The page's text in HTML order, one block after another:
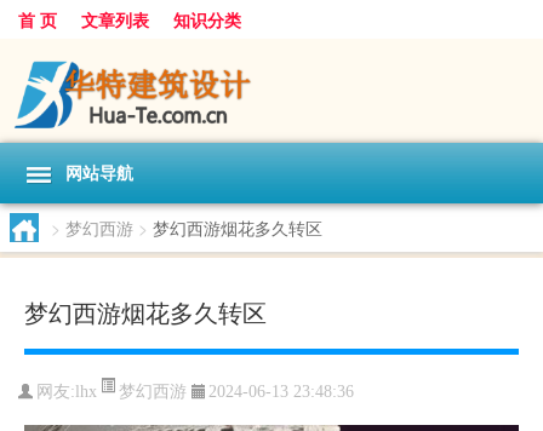
首 页 文章列表 知识分类
网站导航
> 梦幻西游 > 梦幻西游烟花多久转区
梦幻西游烟花多久转区
网友: lhx 梦幻西游 2024-06-13 23:48:36